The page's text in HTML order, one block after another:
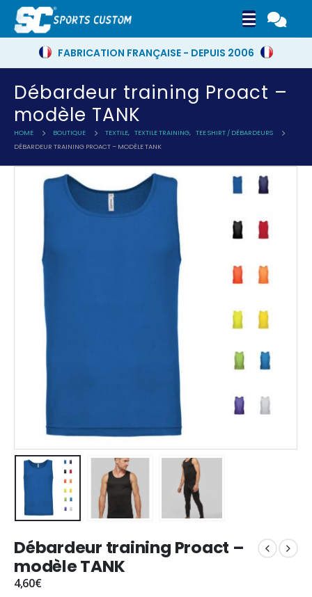
FABRICATION FRANÇAISE - DEPUIS 2006
Débardeur training Proact –
modèle TANK
HOME BOUTIQUE TEXTILE, TEXTILE TRAINING, TEE SHIRT / DÉBARDEURS
DÉBARDEUR TRAINING PROACT – MODÈLE TANK
Débardeur training Proact –
modèle TANK
4,60€